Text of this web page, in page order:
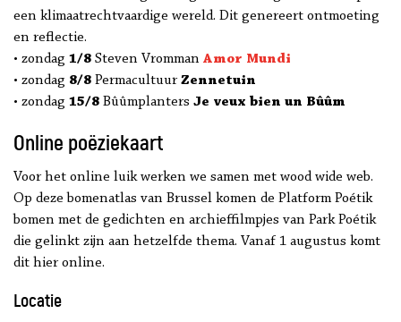
een klimaatrechtvaardige wereld. Dit genereert ontmoeting
en reflectie.
• zondag 1/8 Steven Vromman Amor Mundi
• zondag 8/8 PermacultuurZennetuin
• zondag 15/8 Bûûmplanters Je veux bien un Bûûm
Online poëziekaart
Voor het online luik werken we samen met wood wide web.
Op deze bomenatlas van Brussel komen de Platform Poétik
bomen met de gedichten en archieffilmpjes van Park Poétik
die gelinkt zijn aan hetzelfde thema. Vanaf 1 augustus komt
dit hier online.
Locatie